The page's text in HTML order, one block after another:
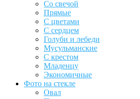
Со свечой
Прямые
С цветами
С сердцем
Голуби и лебеди
Мусульманские
С крестом
Младенцу
Экономичные
Фото на стекле
Овал